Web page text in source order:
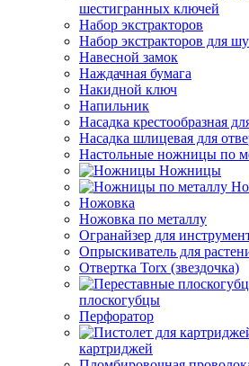
шестигранных ключей
Набор экстракторов
Набор экстракторов для
Навесной замок
Наждачная бумага
Накидной ключ
Напильник
Насадка крестообразная
Насадка шлицевая для
Настольные ножницы по
Ножницы
Ножовка
Ножовка по металлу
Огранайзер для
Опрыскиватель для
Отвертка Torx (звездочка)
плоскогубцы
Перфоратор
картриджей